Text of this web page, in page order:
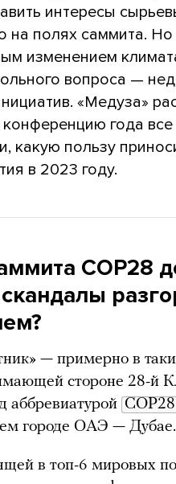
интересы
на полях саммита.
изменением
вопроса —
«Медуза»
года
какую пользу
в 2023 году.
COP28
— примерно в
стороне 28-й
аббревиатурой COP28
городе ОАЭ — Дубае.
в топ-6 мировых